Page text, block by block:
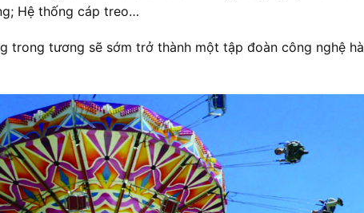
Hệ thống cáp treo…
trong tương sẽ sớm trở thành một tập đoàn công nghệ